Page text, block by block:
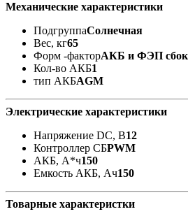
Механические характеристики
ПодгруппаСолнечная
Вес, кг65
Форм -факторАКБ и ФЭП
Кол-во АКБ1
тип АКБAGM
Электрические характеристики
Напряжение DC, В12
Контроллер СБPWM
АКБ, А*ч150
Емкость АКБ, Ач150
Товарные характеристки